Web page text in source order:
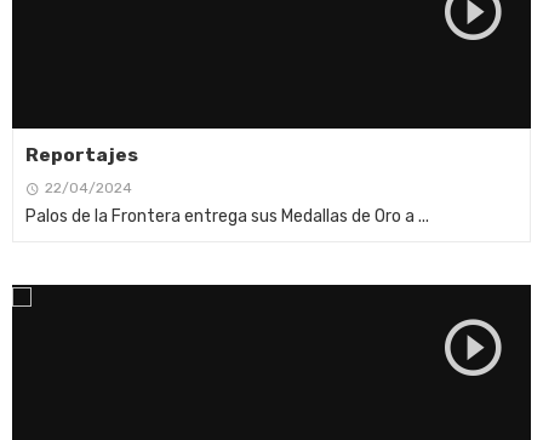
Reportajes
22/04/2024
Palos de la Frontera entrega sus Medallas de Oro a ...